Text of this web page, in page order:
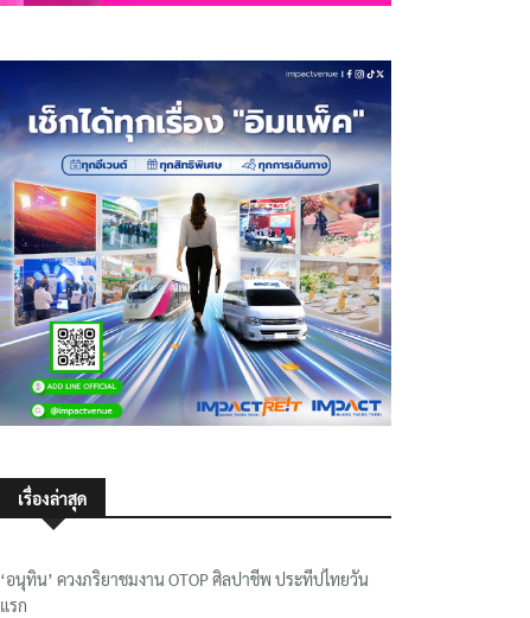
เรื่องล่าสุด
‘อนุทิน’ ควงภริยาชมงาน OTOP ศิลปาชีพ ประทีปไทยวัน
แรก